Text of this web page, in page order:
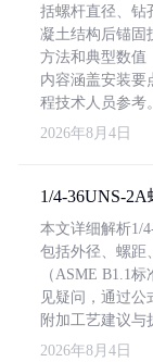
括螺杆直径、钻
凝土结构后锚固
方法和典型数值
内容涵盖安装要
程技术人员参考。
2026年8月4日
1/4-36UNS-
本文详细解析1/
包括外径、螺距
（ASME B1.1
见疑问，通过
附加工艺建议与
2026年8月4日